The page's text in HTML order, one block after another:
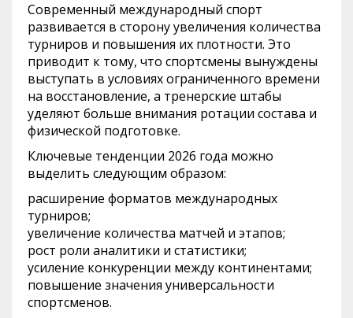
Современный международный спорт
развивается в сторону увеличения количества
турниров и повышения их плотности. Это
приводит к тому, что спортсмены вынуждены
выступать в условиях ограниченного времени
на восстановление, а тренерские штабы
уделяют больше внимания ротации состава и
физической подготовке.
Ключевые тенденции 2026 года можно
выделить следующим образом:
расширение форматов международных
турниров;
увеличение количества матчей и этапов;
рост роли аналитики и статистики;
усиление конкуренции между континентами;
повышение значения универсальности
спортсменов.